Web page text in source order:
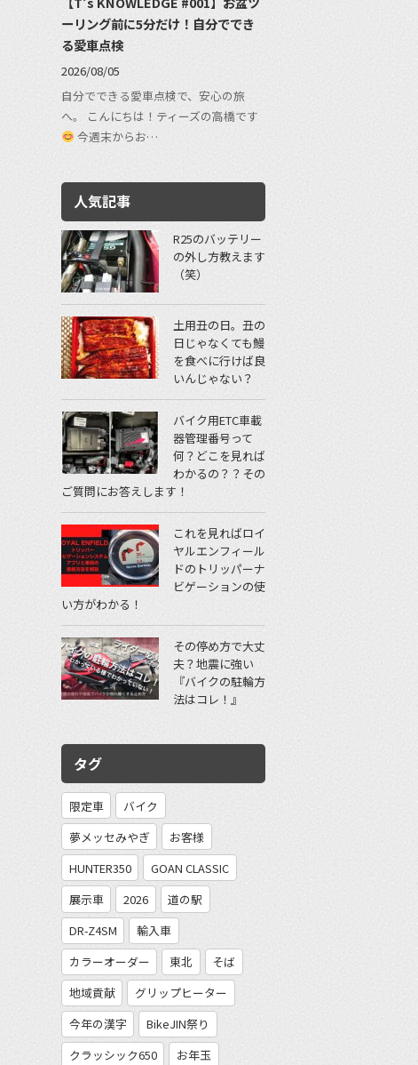
ーリング前に5分だけ！自分ででき
る愛車点検
2026/08/05
自分でできる愛車点検で、安心の旅
へ。 こんにちは！ティーズの高橋です
今週末からお…
人気記事
R25のバッテリー
の外し方教えます
（笑）
土用丑の日。丑の
日じゃなくても鰻
を食べに行けば良
いんじゃない？
バイク用ETC車載
器管理番号って
何？どこを見れば
わかるの？？その
ご質問にお答えします！
これを見ればロイ
ヤルエンフィール
ドのトリッパーナ
ビゲーションの使
い方がわかる！
その停め方で大丈
夫？地震に強い
『バイクの駐輪方
法はコレ！』
タグ
限定車
バイク
夢メッセみやぎ
お客様
HUNTER350
GOAN CLASSIC
展示車
2026
道の駅
DR-Z4SM
輸入車
カラーオーダー
東北
そば
地域貢献
グリップヒーター
今年の漢字
BikeJIN祭り
クラッシック650
お年玉